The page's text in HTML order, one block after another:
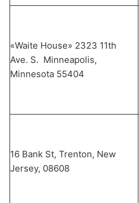
«Waite House» 2323 11th
Ave. S. Minneapolis,
Minnesota 55404
16 Bank St, Trenton, New
Jersey, 08608